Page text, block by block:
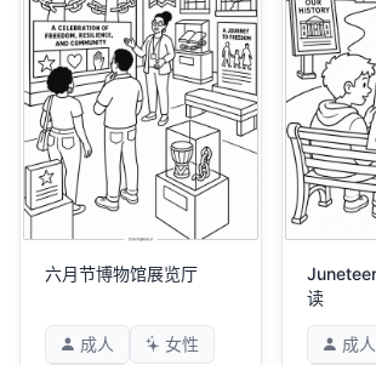
六月节博物馆展览厅
成人
女性
读
成人